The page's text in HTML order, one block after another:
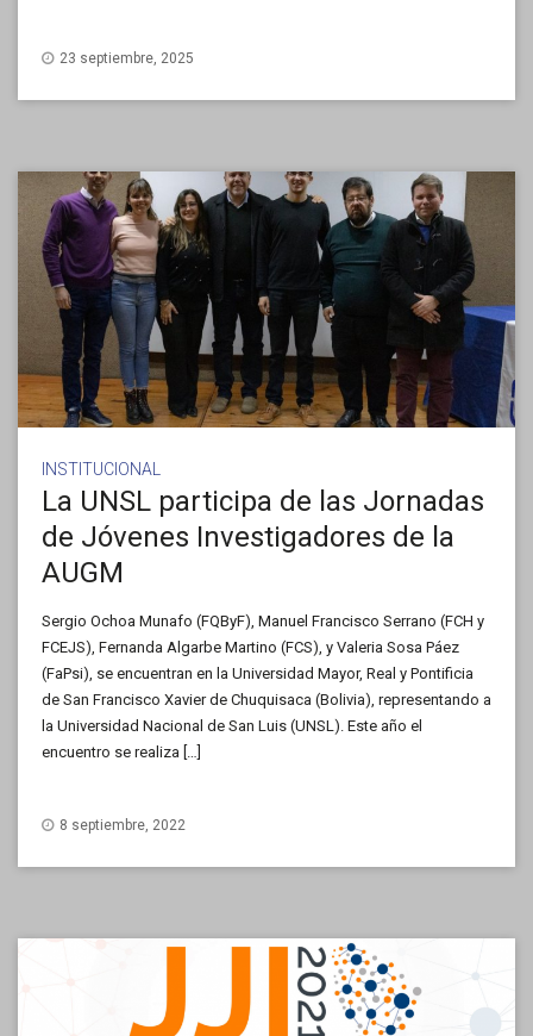
23 septiembre, 2025
INSTITUCIONAL
La UNSL participa de las Jornadas
de Jóvenes Investigadores de la
AUGM
Sergio Ochoa Munafo (FQByF), Manuel Francisco Serrano (FCH y
FCEJS), Fernanda Algarbe Martino (FCS), y Valeria Sosa Páez
(FaPsi), se encuentran en la Universidad Mayor, Real y Pontificia
de San Francisco Xavier de Chuquisaca (Bolivia), representando a
la Universidad Nacional de San Luis (UNSL). Este año el
encuentro se realiza […]
8 septiembre, 2022